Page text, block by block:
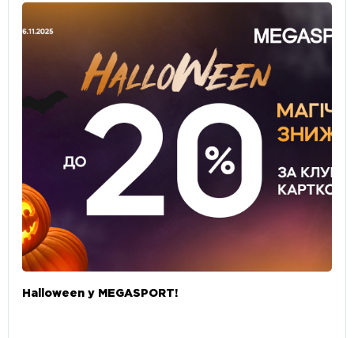
Halloween у MEGASPORT!